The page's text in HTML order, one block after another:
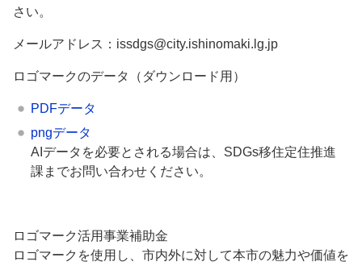
さい。
メールアドレス：issdgs@city.ishinomaki.lg.jp
ロゴマークのデータ（ダウンロード用）
PDFデータ
pngデータ
AIデータを必要とされる場合は、SDGs移住定住推進
課までお問い合わせください。
ロゴマーク活用事業補助金
ロゴマークを使用し、市内外に対して本市の魅力や価値を